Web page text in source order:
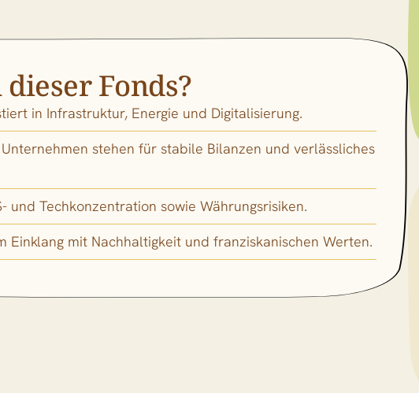
Fonds?
in Infrastruktur, Energie und Digitalisierung.
stehen für stabile Bilanzen und verlässliches
und Techkonzentration sowie Währungsrisiken.
Einklang mit Nachhaltigkeit und franziskanischen Werten.